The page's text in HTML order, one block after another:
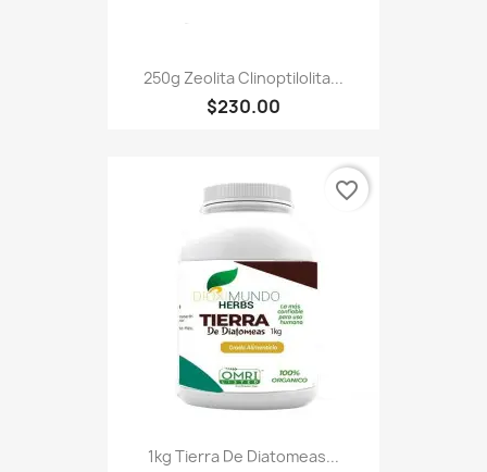
250g Zeolita Clinoptilolita...
$230.00
1kg Tierra De Diatomeas...
favorite_border